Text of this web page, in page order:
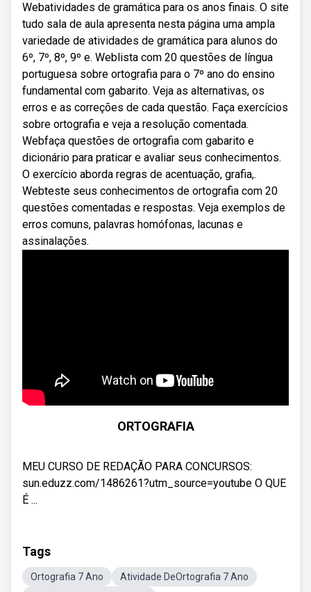
Webatividades de gramática para os anos finais. O site
tudo sala de aula apresenta nesta página uma ampla
variedade de atividades de gramática para alunos do
6º, 7º, 8º, 9º e. Weblista com 20 questões de língua
portuguesa sobre ortografia para o 7º ano do ensino
fundamental com gabarito. Veja as alternativas, os
erros e as correções de cada questão. Faça exercícios
sobre ortografia e veja a resolução comentada.
Webfaça questões de ortografia com gabarito e
dicionário para praticar e avaliar seus conhecimentos.
O exercício aborda regras de acentuação, grafia,.
Webteste seus conhecimentos de ortografia com 20
questões comentadas e respostas. Veja exemplos de
erros comuns, palavras homófonas, lacunas e
assinalações.
ORTOGRAFIA
MEU CURSO DE REDAÇÃO PARA CONCURSOS:
sun.eduzz.com/1486261?utm_source=youtube O QUE
É ...
Tags
Ortografia 7 Ano
Atividade DeOrtografia 7 Ano